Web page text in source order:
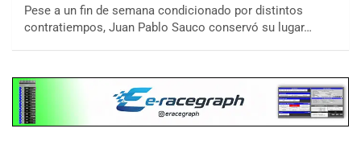
Pese a un fin de semana condicionado por distintos
contratiempos, Juan Pablo Sauco conservó su lugar…
08/09-AGO
IAME SERIES ARGENTINA 6
Ramiro Tot (Asfalto)
KDO - F6
Ciudad de Trenque Lauquen (Asfalto)
Trenque Lauquen (Buenos Aires)